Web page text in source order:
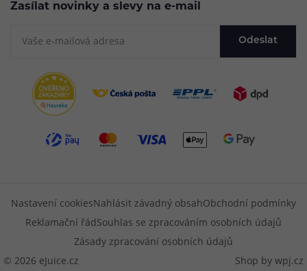
Zasílat novinky a slevy na e-mail
Odeslat
© 2026 eJuice.cz
Nastavení cookiesNahlásit závadný obsahObchodní podmínky
Reklamační řádSouhlas se zpracováním osobních údajů
Zásady zpracování osobních údajů
Shop by wpj.cz